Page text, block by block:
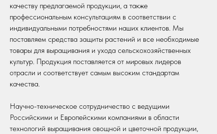
качеству предлагаемой продукции, а также
профессиональным консультациям в соответствии с
индивидуальными потребностями наших клиентов. Мы
поставляем средства защиты растений и все необходимые
товары для выращивания и ухода сельскохозяйственных
культур. Продукция поставляется от мировых лидеров
отрасли и соответствует самым высоким стандартам
качества.
Научно-техническое сотрудничество с ведущими
Российскими и Европейскими компаниями в области
технологий выращивания овощной и цветочной продукции,